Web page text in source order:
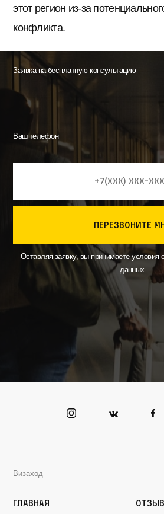
этот регион из-за
конфликта.
Заявка на бесплатную консультацию
Ваш телефон
перезвоните
Оставляя заявку, вы принимаетеусловия
данных
Визаход
Главная